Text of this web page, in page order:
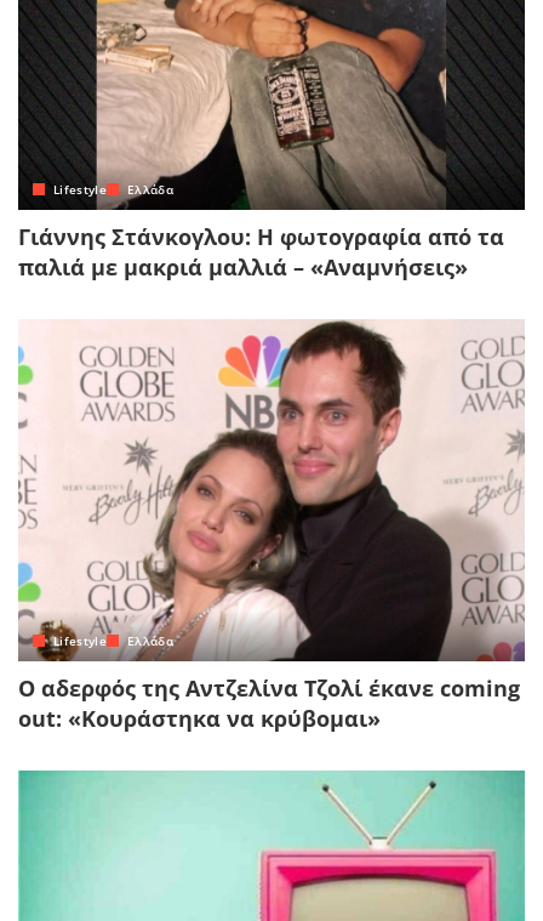
Lifestyle Ελλάδα
Γιάννης Στάνκογλου: Η φωτογραφία από τα
παλιά με μακριά μαλλιά – «Αναμνήσεις»
Lifestyle Ελλάδα
Ο αδερφός της Αντζελίνα Τζολί έκανε coming
out: «Κουράστηκα να κρύβομαι»